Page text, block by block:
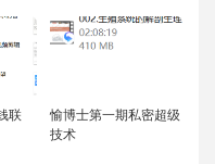
联
愉博士第一期私密超级
技术